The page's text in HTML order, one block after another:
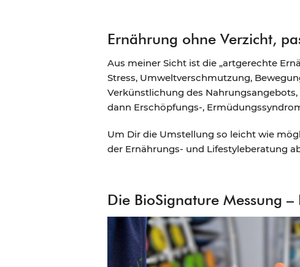
Ernährung ohne Verzicht,
Aus meiner Sicht ist die „artgerechte
Stress, Umweltverschmutzung,
Verkünstlichung des
dann Erschöpfungs-,
Um Dir die Umstellung so leicht wie
der Ernährungs- und Lifestyleberatung
Die BioSignature Messung